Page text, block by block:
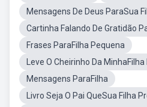
Mensagens De Deus ParaSua
Cartinha Falando De Gratidão
Frases ParaFilha Pequena
Leve O Cheirinho Da
Mensagens ParaFilha
Livro Seja O Pai QueSua Filha